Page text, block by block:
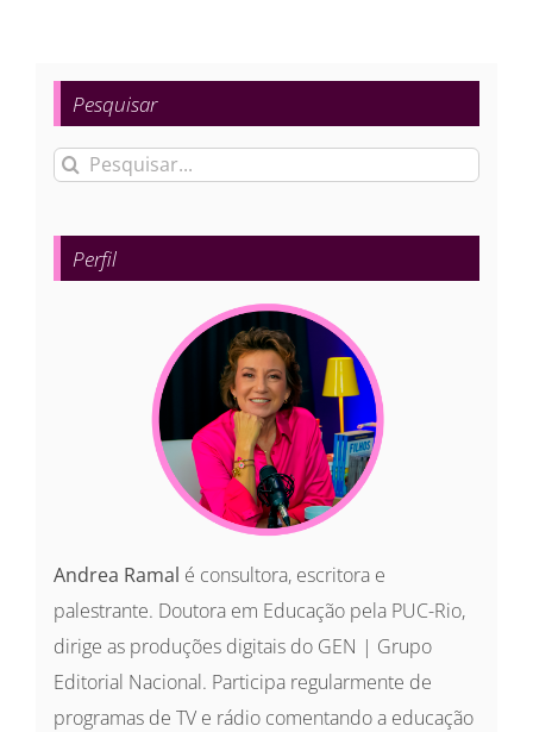
Pesquisar
Buscar
para:
Perfil
Andrea Ramal é consultora, escritora e
palestrante. Doutora em Educação pela PUC-Rio,
dirige as produções digitais do GEN | Grupo
Editorial Nacional. Participa regularmente de
programas de TV e rádio comentando a educação